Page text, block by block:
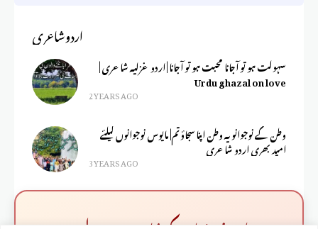
اردوشاعری
سہولت ہو تو آجانا محبت ہو تو آجانا | اردو غزلیہ شاعری |
Urdu ghazal on love
2 YEARS AGO
وطن کے نوجوانو یہ وطن اپنا سجاؤ تم| مایوس نوجوانوں کیلئے
امید بھری اردو شاعری
3 YEARS AGO